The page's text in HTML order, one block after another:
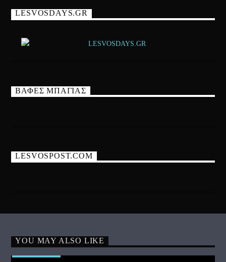
LESVOSDAYS.GR
ΒΑΦΕΣ ΜΠΑΓΙΑΣ
LESVOSPOST.COM
YOU MAY ALSO LIKE